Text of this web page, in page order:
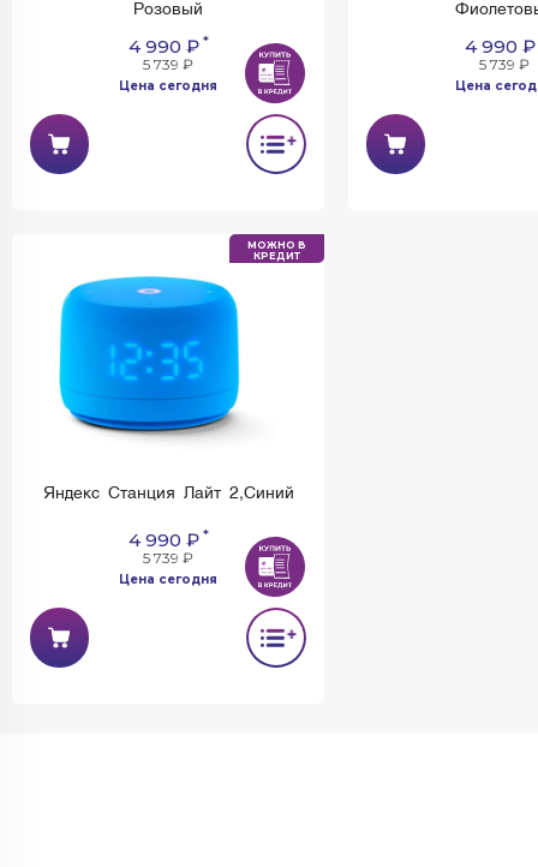
Розовый
4 990 ₽*
5 739 ₽
Цена сегодня
4 990 ₽
5 739 ₽
Цена
МОЖНО В
КРЕДИТ
Яндекс Станция Лайт 2,Синий
4 990 ₽*
5 739 ₽
Цена сегодня